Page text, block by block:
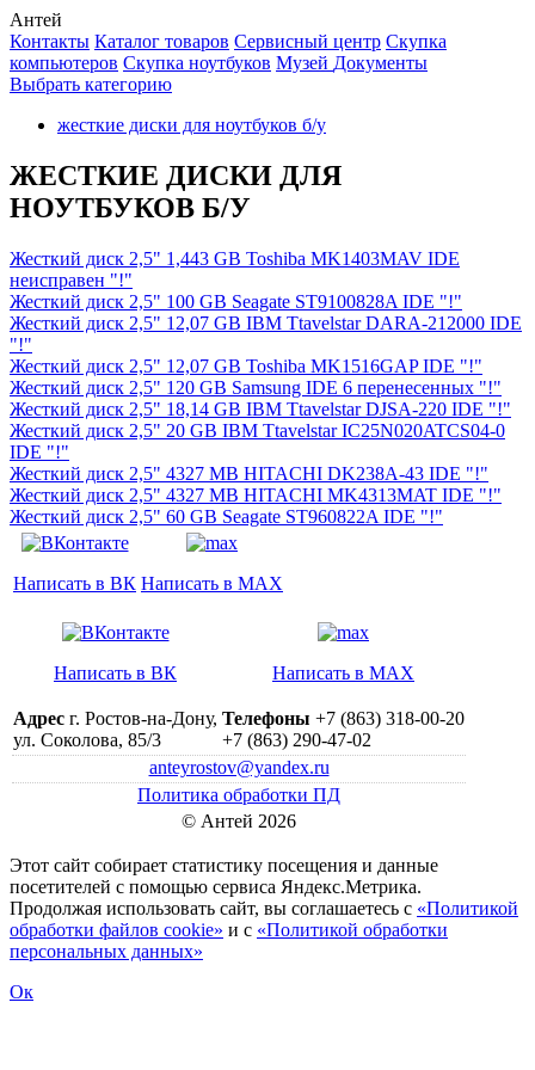
Антей
Контакты Каталог товаров Сервисный центр Cкупка
компьютеров Cкупка ноутбуков Музей Документы
Выбрать категорию
жесткие диски для ноутбуков б/у
ЖЕСТКИЕ ДИСКИ ДЛЯ
НОУТБУКОВ Б/У
Жесткий диск 2,5" 1,443 GB Toshiba MK1403MAV IDE
неисправен "!"
Жесткий диск 2,5" 100 GB Seagate ST9100828A IDE "!"
Жесткий диск 2,5" 12,07 GB IBM Ttavelstar DARA-212000 IDE
"!"
Жесткий диск 2,5" 12,07 GB Toshiba MK1516GAP IDE "!"
Жесткий диск 2,5" 120 GB Samsung IDE 6 перенесенных "!"
Жесткий диск 2,5" 18,14 GB IBM Ttavelstar DJSA-220 IDE "!"
Жесткий диск 2,5" 20 GB IBM Ttavelstar IC25N020ATCS04-0
IDE "!"
Жесткий диск 2,5" 4327 MB HITACHI DK238A-43 IDE "!"
Жесткий диск 2,5" 4327 MB HITACHI MK4313MAT IDE "!"
Жесткий диск 2,5" 60 GB Seagate ST960822A IDE "!"
Написать в ВК Написать в MAX
Написать в ВК Написать в MAX
Адрес г. Ростов-на-Дону,
ул. Соколова, 85/3
Телефоны +7 (863) 318-00-20
+7 (863) 290-47-02
anteyrostov@yandex.ru
Политика обработки ПД
© Антей 2026
Этот сайт собирает статистику посещения и данные
посетителей c помощью сервиса Яндекс.Метрика.
Продолжая использовать сайт, вы соглашаетесь с «Политикой
обработки файлов cookie» и с «Политикой обработки
персональных данных»
Ок